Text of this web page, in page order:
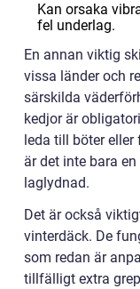
Kan orsaka
fel underlag.
En annan viktig
vissa länder och
särskilda
kedjor är
leda till böter
är det inte bara
laglydnad.
Det är också
vinterdäck. De
som redan är
tillfälligt extra